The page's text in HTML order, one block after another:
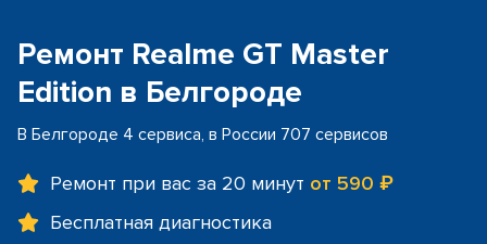
Ремонт Realme GT Master
Edition в Белгороде
В Белгороде 4 сервиса, в России 707 сервисов
Ремонт при вас за 20 минут от 590 ₽
Бесплатная диагностика